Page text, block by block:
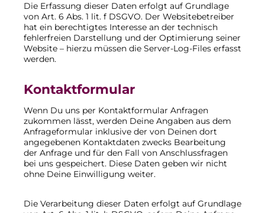
Die Erfassung dieser Daten erfolgt auf Grundlage
von Art. 6 Abs. 1 lit. f DSGVO. Der Websitebetreiber
hat ein berechtigtes Interesse an der technisch
fehlerfreien Darstellung und der Optimierung seiner
Website – hierzu müssen die Server-Log-Files erfasst
werden.
Kontaktformular
Wenn Du uns per Kontaktformular Anfragen
zukommen lässt, werden Deine Angaben aus dem
Anfrageformular inklusive der von Deinen dort
angegebenen Kontaktdaten zwecks Bearbeitung
der Anfrage und für den Fall von Anschlussfragen
bei uns gespeichert. Diese Daten geben wir nicht
ohne Deine Einwilligung weiter.
Die Verarbeitung dieser Daten erfolgt auf Grundlage